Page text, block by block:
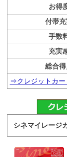
お得
付帯
手数
充実
総合
⇒クレジットカー
シネマイレージ